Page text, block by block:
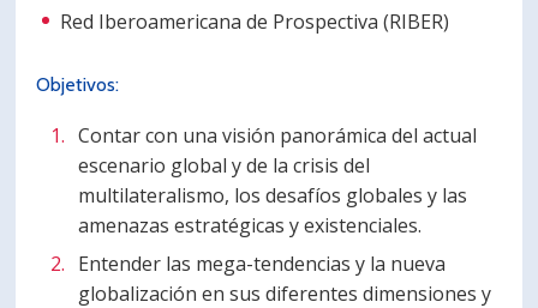
Red Iberoamericana de Prospectiva (RIBER)
Objetivos:
Contar con una visión panorámica del actual
escenario global y de la crisis del
multilateralismo, los desafíos globales y las
amenazas estratégicas y existenciales.
Entender las mega-tendencias y la nueva
globalización en sus diferentes dimensiones y